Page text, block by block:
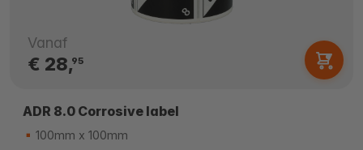
Vanaf
€ 28,95
ADR 8.0 Corrosive label
100mm x 100mm